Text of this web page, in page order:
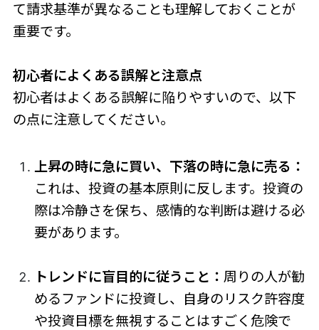
て請求基準が異なることも理解しておくことが
重要です。
初心者によくある誤解と注意点
初心者はよくある誤解に陥りやすいので、以下
の点に注意してください。
上昇の時に急に買い、下落の時に急に売る：
これは、投資の基本原則に反します。投資の
際は冷静さを保ち、感情的な判断は避ける必
要があります。
トレンドに盲目的に従うこと： 周りの人が勧
めるファンドに投資し、自身のリスク許容度
や投資目標を無視することはすごく危険で